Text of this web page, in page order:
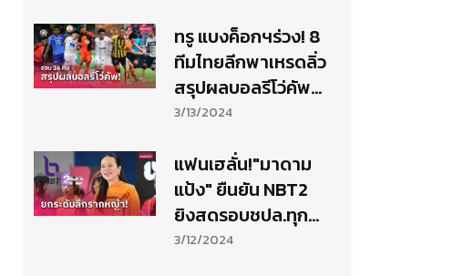
ทรู แบงค็อกฯร่วง! 8
ทีมไทยลีกพาเหรดลิ่ว
สรุปผลบอลรีโว่คัพ
รอบ 16 ทีม
3/13/2024
แฟนเฮลั่น!"มาดาม
แป้ง" ยืนยัน NBT2
ยิงสดรอบชปล.ทุก
สัปดาห์ยาวถึงนัด
3/12/2024